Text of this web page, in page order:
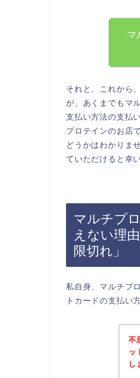
マ
それと、これから
が、あくまでもマ
支払い方法の支払
プロテインのお店
どうかはわかりま
ていただけると幸
マルチプ
えない理
限切れ」
私自身、マルチプ
トカードの支払い
不
ッ
し